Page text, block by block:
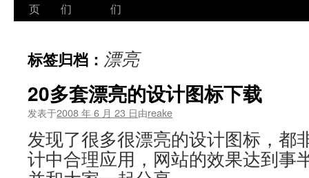
至
文
页
们
们
标签归档： 漂亮
20多套漂亮的设计图标下载
发表于2008 年 6 月 23 日由reake
发现了很多很漂亮的设计图标，都
计中合理应用，网站的效果达到事